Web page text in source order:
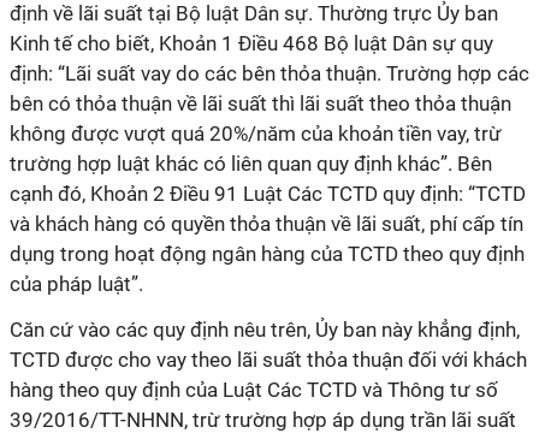
định về lãi suất tại Bộ luật Dân sự. Thường trực Ủy ban
Kinh tế cho biết, Khoản 1 Điều 468 Bộ luật Dân sự quy
định: “Lãi suất vay do các bên thỏa thuận. Trường hợp các
bên có thỏa thuận về lãi suất thì lãi suất theo thỏa thuận
không được vượt quá 20%/năm của khoản tiền vay, trừ
trường hợp luật khác có liên quan quy định khác”. Bên
cạnh đó, Khoản 2 Điều 91 Luật Các TCTD quy định: “TCTD
và khách hàng có quyền thỏa thuận về lãi suất, phí cấp tín
dụng trong hoạt động ngân hàng của TCTD theo quy định
của pháp luật”.
Căn cứ vào các quy định nêu trên, Ủy ban này khẳng định,
TCTD được cho vay theo lãi suất thỏa thuận đối với khách
hàng theo quy định của Luật Các TCTD và Thông tư số
39/2016/TT-NHNN, trừ trường hợp áp dụng trần lãi suất